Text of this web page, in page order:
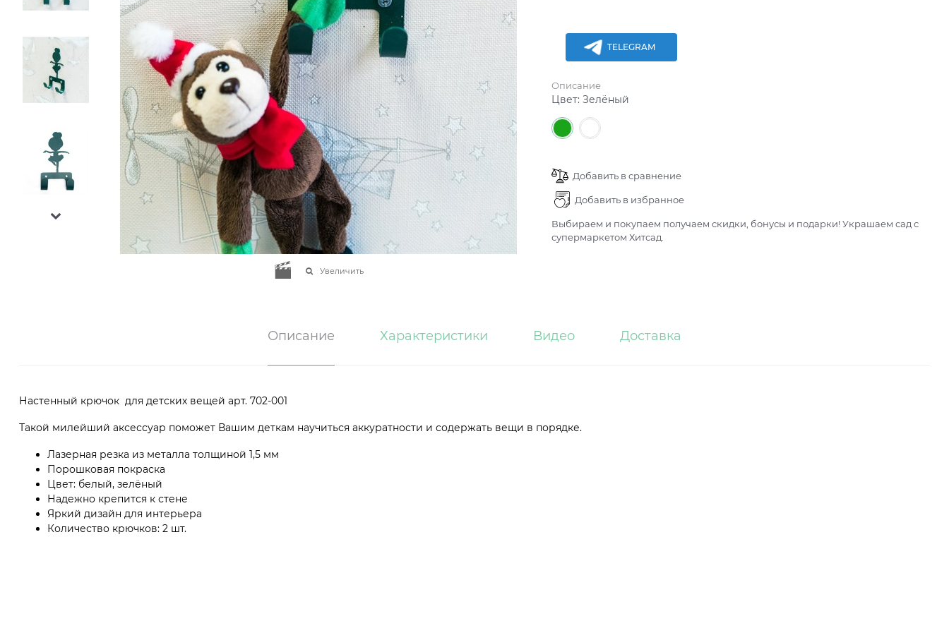
Увеличить
TELEGRAM
Описание
Цвет:Зелёный
Добавить в сравнение
Добавить в избранное
Выбираем и покупаем получаем скидки, бонусы и подарки! Украшаем сад с
супермаркетом Хитсад.
Описание Характеристики Видео Доставка
Настенный крючок для детских вещей арт. 702-001
Такой милейший аксессуар поможет Вашим деткам научиться аккуратности и содержать вещи в порядке.
Лазерная резка из металла толщиной 1,5 мм
Порошковая покраска
Цвет: белый, зелёный
Надежно крепится к стене
Яркий дизайн для интерьера
Количество крючков: 2 шт.